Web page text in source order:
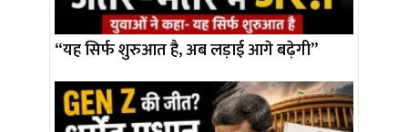
“यह सिर्फ शुरुआत है, अब लड़ाई आगे बढ़ेगी”